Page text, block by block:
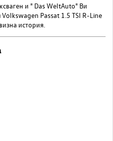
и " Das WeltAuto" Ви
Passat 1.5 TSI R-Line
история.